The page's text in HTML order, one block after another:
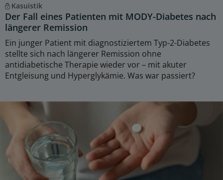
Kasuistik
Der Fall eines Patienten mit MODY-Diabetes nach
längerer Remission
Ein junger Patient mit diagnostiziertem Typ-2-Diabetes
stellte sich nach längerer Remission ohne
antidiabetische Therapie wieder vor – mit akuter
Entgleisung und Hyperglykämie. Was war passiert?